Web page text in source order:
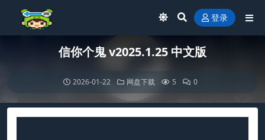
登录
信你个鬼 v2025.1.25 中文版
2026-01-22 网盘下载 5 0